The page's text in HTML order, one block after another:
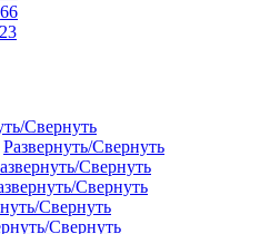
66
23
Свернуть
Развернуть/Свернуть
Свернуть
Свернуть
Свернуть
Свернуть